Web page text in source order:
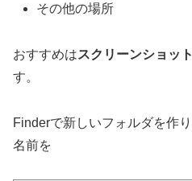
その他の場所
おすすめはスクリーンショッ
す。
Finderで新しいフォルダを作り
名前を